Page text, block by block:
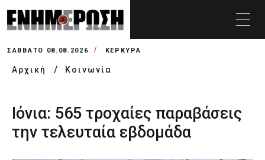
ΣΆΒΒΑΤΟ 08.08.2026 ΚΕΡΚΥΡΑ
Αρχική Κοινωνία
Ιόνια: 565 τροχαίες παραβάσεις
την τελευταία εβδομάδα